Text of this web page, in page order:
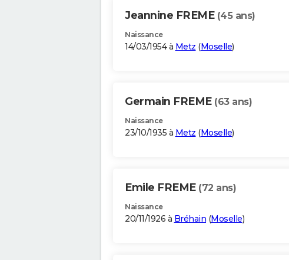
Jeannine FREME (45 ans)
Naissance
14/03/1954 à Metz (Moselle)
Germain FREME (63 ans)
Naissance
23/10/1935 à Metz (Moselle)
Emile FREME (72 ans)
Naissance
20/11/1926 à Bréhain (Moselle)